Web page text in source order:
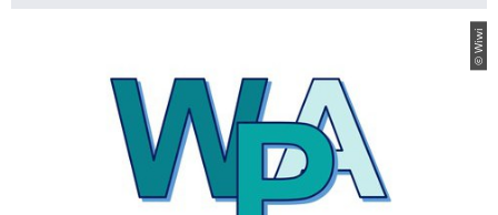
© Wiwi